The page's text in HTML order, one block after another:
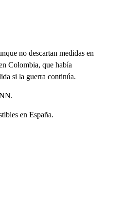
no descartan medidas en
Colombia, que había
si la guerra continúa.
en España.